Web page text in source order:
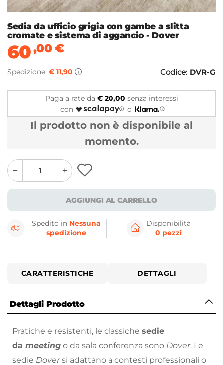
Sedia da ufficio grigia con gambe a slitta
cromate e sistema di aggancio - Dover
60,00€
Spedizione: € 11,90 Codice: DVR-G
Paga a rate da € 20,00 senza interessi
con
o
Il prodotto non è disponibile al
momento.
quantity
button
quantity
minus
button
AGGIUNGI AL CARRELLO
Spedito in Nessuna
spedizione
Disponibilità
0 pezzi
CARATTERISTICHE DETTAGLI
Dettagli Prodotto
Pratiche e resistenti, le classiche sedie
da meeting o da sala conferenza sono Dover. Le
sedie Doversi adattano a contesti professionali o